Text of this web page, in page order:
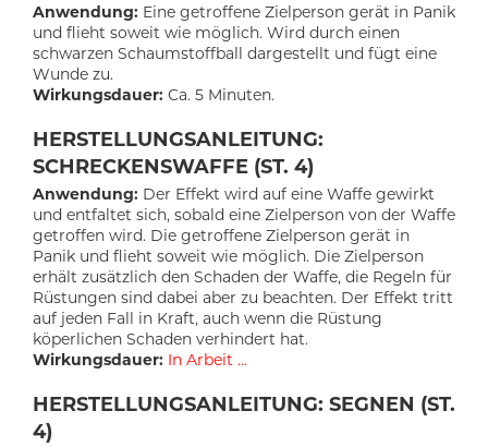
Anwendung: Eine getroffene Zielperson gerät in Panik
und flieht soweit wie möglich. Wird durch einen
schwarzen Schaumstoffball dargestellt und fügt eine
Wunde zu.
Wirkungsdauer: Ca. 5 Minuten.
HERSTELLUNGSANLEITUNG:
SCHRECKENSWAFFE (ST. 4)
Anwendung: Der Effekt wird auf eine Waffe gewirkt
und entfaltet sich, sobald eine Zielperson von der Waffe
getroffen wird. Die getroffene Zielperson gerät in
Panik und flieht soweit wie möglich. Die Zielperson
erhält zusätzlich den Schaden der Waffe, die Regeln für
Rüstungen sind dabei aber zu beachten. Der Effekt tritt
auf jeden Fall in Kraft, auch wenn die Rüstung
köperlichen Schaden verhindert hat.
Wirkungsdauer: In Arbeit ...
HERSTELLUNGSANLEITUNG: SEGNEN (ST.
4)